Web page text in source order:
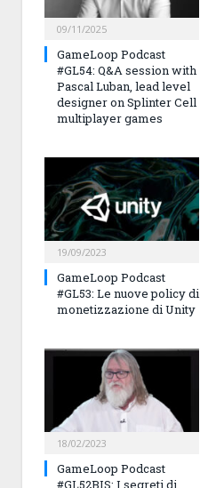
09/11/2025
GameLoop Podcast
#GL54: Q&A session with
Pascal Luban, lead level
designer on Splinter Cell
multiplayer games
19/09/2023
GameLoop Podcast
#GL53: Le nuove policy di
monetizzazione di Unity
18/02/2023
GameLoop Podcast
#GL52BIS: I segreti di